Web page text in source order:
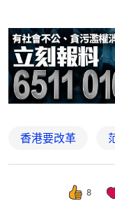
香港要改革
8